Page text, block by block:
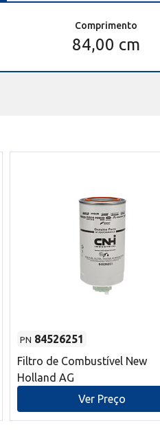
Comprimento
84,00 cm
PN 84526251
Filtro de Combustível New
Holland AG
Ver Preço